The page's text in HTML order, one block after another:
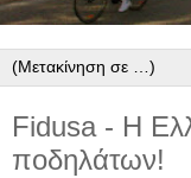
Fidusa - Η
ποδηλάτων!